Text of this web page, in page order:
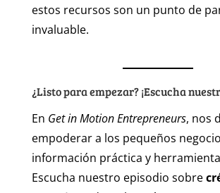
estos recursos son un punto de
invaluable.
¿Listo para empezar? ¡Escucha
En Get in Motion Entrepreneurs, nos
empoderar a los pequeños
información práctica y
Escucha nuestro episodio sobre